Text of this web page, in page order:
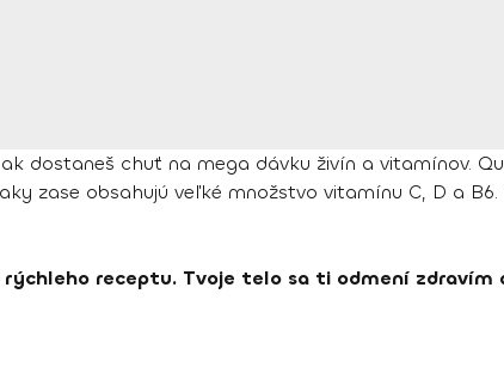
dostaneš chuť na mega dávku živín a vitamínov.
zase obsahujú veľké množstvo vitamínu C, D a
receptu. Tvoje telo sa ti odmení